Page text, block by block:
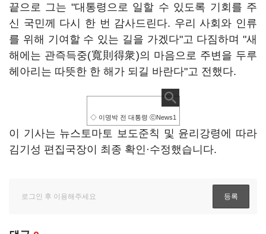
끝으로 그는 "대통령으로 일할 수 있도록 기회를 주
신 국민께 다시 한 번 감사드린다. 우리 사회와 인류
를 위해 기여할 수 있는 길을 가겠다"고 다짐하며 "새
해에는 관즉득중(寬則得衆)의 마음으로 주변을 두루
헤아리는 따뜻한 한 해가 되길 바란다"고 전했다.
◇ 이명박 전 대통령 ⓒNews1
이 기사는 뉴스토마토 보도준칙 및 윤리강령에 따라
김기성 편집국장이 최종 확인·수정했습니다.